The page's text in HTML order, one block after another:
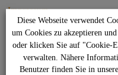
Impressum
Kontakt
Diese Webseite verwendet
um Cookies zu akzeptieren
oder klicken Sie auf "Cookie-
verwalten. Nähere
Benutzer finden Sie in